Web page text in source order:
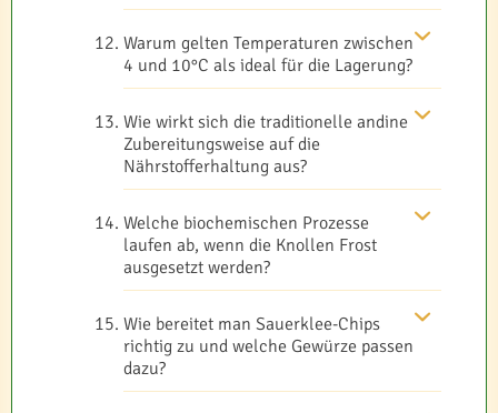
Warum gelten Temperaturen zwischen
4 und 10°C als ideal für die Lagerung?
Wie wirkt sich die traditionelle andine
Zubereitungsweise auf die
Nährstofferhaltung aus?
Welche biochemischen Prozesse
laufen ab, wenn die Knollen Frost
ausgesetzt werden?
Wie bereitet man Sauerklee-Chips
richtig zu und welche Gewürze passen
dazu?